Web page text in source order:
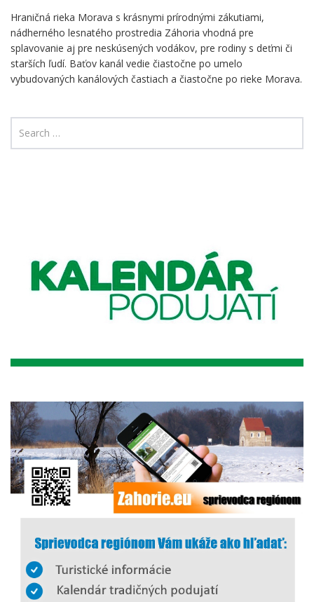
Hraničná rieka Morava s krásnymi prírodnými zákutiami,
nádherného lesnatého prostredia Záhoria vhodná pre
splavovanie aj pre neskúsených vodákov, pre rodiny s deťmi či
starších ľudí. Baťov kanál vedie čiastočne po umelo
vybudovaných kanálových častiach a čiastočne po rieke Morava.